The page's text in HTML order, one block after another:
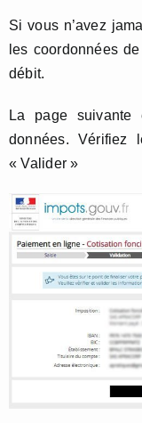
Si vous n’avez
les coordonnées
débit.
La page suivante
données. Vérifiez
« Valider »